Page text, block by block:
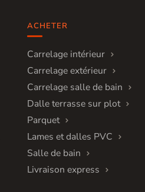
ACHETER
Carrelage intérieur
Carrelage extérieur
Carrelage salle de bain
Dalle terrasse sur plot
Parquet
Lames et dalles PVC
Salle de bain
Livraison express